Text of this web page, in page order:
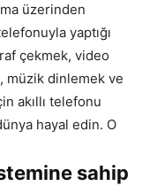
üzerinden
yaptığı
çekmek, video
müzik dinlemek ve
akıllı telefonu
hayal edin. O
ne sahip